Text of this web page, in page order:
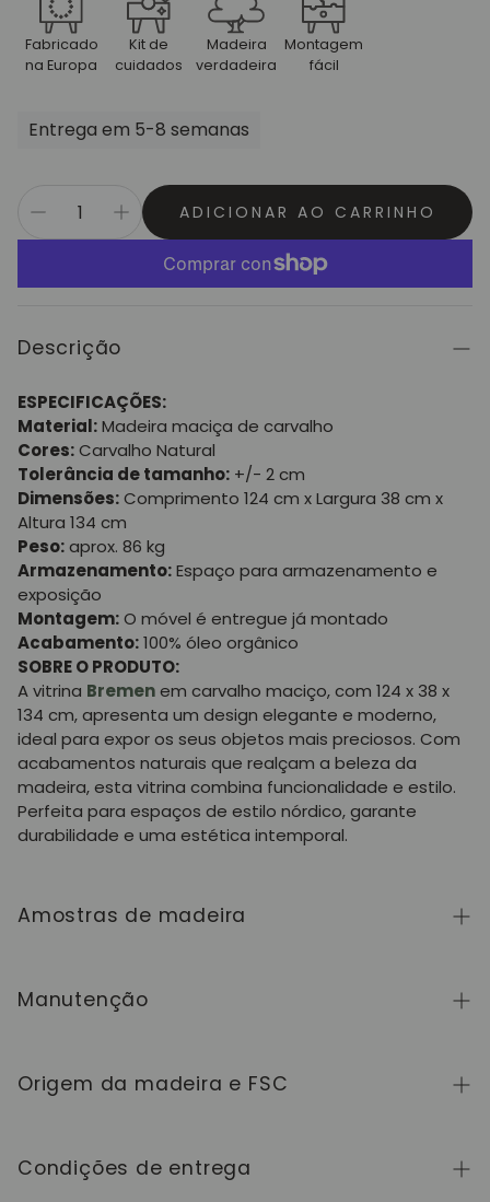
Fabricado
na Europa
Kit de
cuidados
Madeira
verdadeira
Montagem
fácil
Entrega em 5-8 semanas
ADICIONAR AO CARRINHO
Descrição
ESPECIFICAÇÕES:
Material:Madeira maciça de carvalho
Cores:Carvalho Natural
Tolerância de tamanho: +/- 2 cm
Dimensões:Comprimento 124 cm x Largura 38 cm x
Altura 134 cm
Peso:aprox. 86 kg
Armazenamento:Espaço para armazenamento e
exposição
Montagem:O móvel é entregue já montado
Acabamento:100% óleo orgânico
SOBRE O PRODUTO:
A vitrina Bremenem carvalho maciço, com 124 x 38 x
134 cm, apresenta um design elegante e moderno,
ideal para expor os seus objetos mais preciosos. Com
acabamentos naturais que realçam a beleza da
madeira, esta vitrina combina funcionalidade e estilo.
Perfeita para espaços de estilo nórdico, garante
durabilidade e uma estética intemporal.
Amostras de madeira
coleção NordicStory, clique
Manutenção
apreciado pelo seu caráter autêntico e pela sua
beleza que evolui com o tempo. Para a manter em
a seguir. Evite produtos abrasivos ou químicos
Origem da madeira e FSC
elevados padrões de qualidade e controlo em cada
etapa do processo.
Condições de entrega